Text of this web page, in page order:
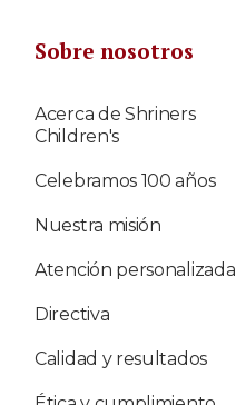
Sobre nosotros
Acerca de Shriners
Children's
Celebramos 100 años
Nuestra misión
Atención personalizada
Directiva
Calidad y resultados